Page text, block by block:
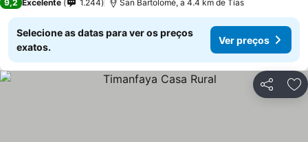
9,2 Excelente 1.244 San Bartolomé, a 4.4 km de Tías
Selecione as datas para ver os preços
exatos.
Ver preços
Partilhar